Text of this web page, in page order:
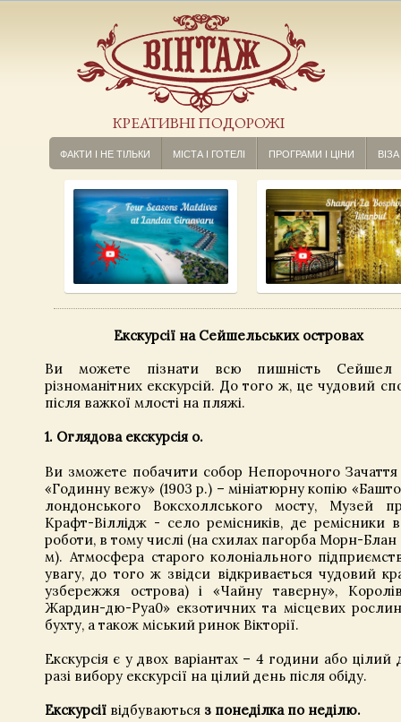
КРЕАТИВНІ ПОДОРОЖІ
ФАКТИ І НЕ ТІЛЬКИ МІСТА І ГОТЕЛІ ПРОГРАМИ І ЦІНИ ВІЗА
Екскурсії на Сейшельських островах
Ви можете пізнати всю пишність Сейшел
різноманітних екскурсій. До того ж, це чудовий
після важкої млості на пляжі.
1. Оглядова екскурсія о.
Ви зможете побачити собор Непорочного Зачаття
«Годинну вежу» (1903 р.) – мініатюрну копію
лондонського Воксхоллського мосту, Музей
Крафт-Віллідж - село ремісників, де ремісники
роботи, в тому числі (на схилах пагорба Морн-
м). Атмосфера старого колоніального
увагу, до того ж звідси відкривається чудовий
узбережжя острова) і «Чайну таверну»,
Жардин-дю-Руа0» екзотичних та місцевих
бухту, а також міський ринок Вікторії.
Екскурсія є у двох варіантах – 4 години або цілий
разі вибору екскурсії на цілий день після обіду.
Екскурсії відбуваються з понеділка по неділю.